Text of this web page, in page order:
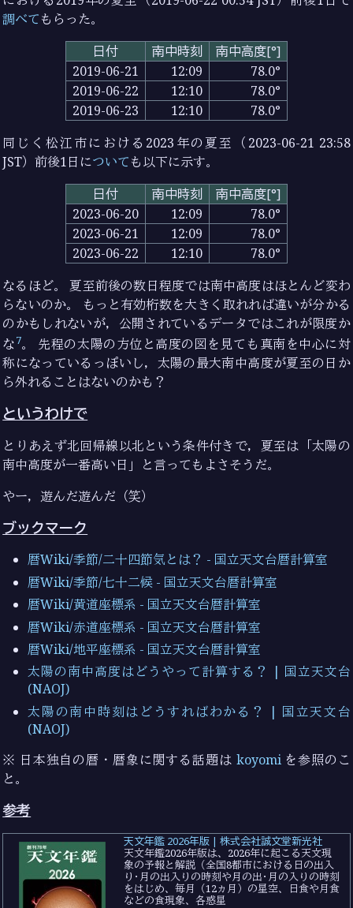
調べてもらった。
日付
南中時刻
南中高度[°]
2019-06-21
12:09
78.0°
2019-06-22
12:10
78.0°
2019-06-23
12:10
78.0°
同じく松江市における2023年の夏至（2023-06-21 23:58
JST）前後1日についても以下に示す。
日付
南中時刻
南中高度[°]
2023-06-20
12:09
78.0°
2023-06-21
12:09
78.0°
2023-06-22
12:10
78.0°
なるほど。 夏至前後の数日程度では南中高度はほとんど変わ
らないのか。 もっと有効桁数を大きく取れれば違いが分かる
のかもしれないが，公開されているデータではこれが限度か
な7。 先程の太陽の方位と高度の図を見ても真南を中心に対
称になっているっぽいし，太陽の最大南中高度が夏至の日か
ら外れることはないのかも？
というわけで
とりあえず北回帰線以北という条件付きで，夏至は「太陽の
南中高度が一番高い日」と言ってもよさそうだ。
やー，遊んだ遊んだ（笑）
ブックマーク
暦Wiki/季節/二十四節気とは？ - 国立天文台暦計算室
暦Wiki/季節/七十二候 - 国立天文台暦計算室
暦Wiki/黄道座標系 - 国立天文台暦計算室
暦Wiki/赤道座標系 - 国立天文台暦計算室
暦Wiki/地平座標系 - 国立天文台暦計算室
太陽の南中高度はどうやって計算する？ | 国立天文台
(NAOJ)
太陽の南中時刻はどうすればわかる？ | 国立天文台
(NAOJ)
※ 日本独自の暦・暦象に関する話題は koyomiを参照のこ
と。
参考
天文年鑑 2026年版 | 株式会社誠文堂新光社
天文年鑑2026年版は、2026年に起こる天文現
象の予報と解説（全国8都市における日の出入
り･月の出入りの時刻や月の出･月の入りの時刻
をはじめ、毎月（12ヵ月）の星空、日食や月食
などの食現象、各惑星